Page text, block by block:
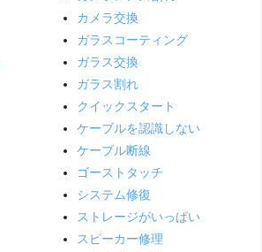
カメラ交換
ガラスコーティング
ガラス交換
ガラス割れ
クイックスタート
ケーブルを認識しない
ケーブル断線
ゴーストタッチ
システム修復
ストレージがいっぱい
スピーカー修理